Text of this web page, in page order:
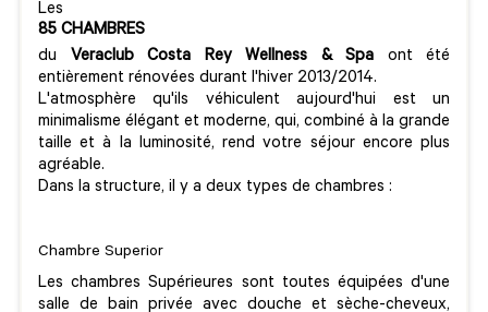
Les
85 CHAMBRES
du Veraclub Costa Rey Wellness & Spa ont été
entièrement rénovées durant l'hiver 2013/2014.
L'atmosphère qu'ils véhiculent aujourd'hui est un
minimalisme élégant et moderne, qui, combiné à la grande
taille et à la luminosité, rend votre séjour encore plus
agréable.
Dans la structure, il y a deux types de chambres :
Chambre Superior
Les chambres Supérieures sont toutes équipées d'une
salle de bain privée avec douche et sèche-cheveux,